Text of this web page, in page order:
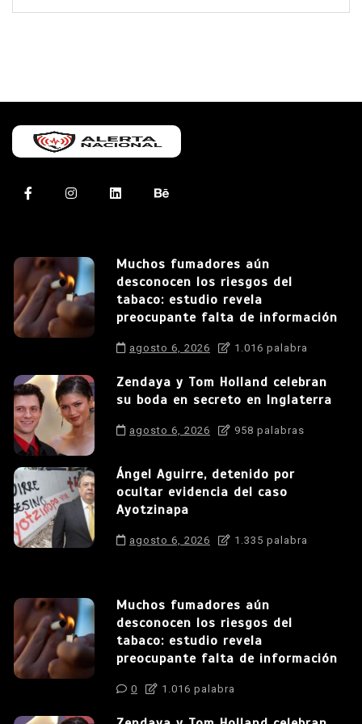
Muchos fumadores aún
desconocen los riesgos del
tabaco: estudio revela
preocupante falta de información
agosto 6, 2026 1.016 palabra
Zendaya y Tom Holland celebran
su boda en secreto en Inglaterra
agosto 6, 2026 958 palabras
Ángel Aguirre, detenido por
ocultar evidencia del caso
Ayotzinapa
agosto 6, 2026 1.335 palabra
Muchos fumadores aún
desconocen los riesgos del
tabaco: estudio revela
preocupante falta de información
0 1.016 palabra